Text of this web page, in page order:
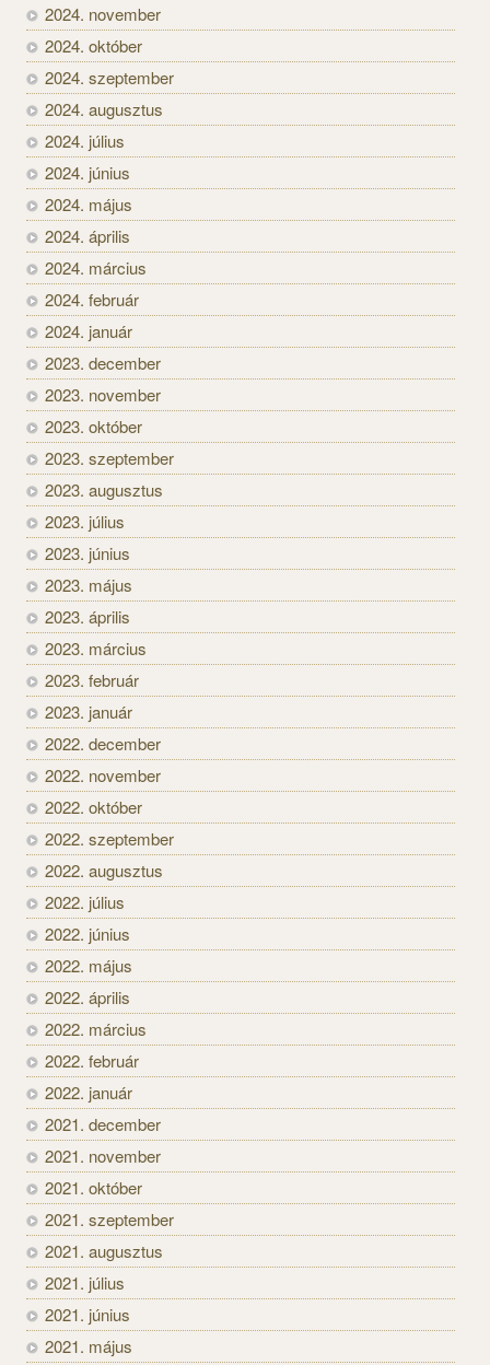
2024. november
2024. október
2024. szeptember
2024. augusztus
2024. július
2024. június
2024. május
2024. április
2024. március
2024. február
2024. január
2023. december
2023. november
2023. október
2023. szeptember
2023. augusztus
2023. július
2023. június
2023. május
2023. április
2023. március
2023. február
2023. január
2022. december
2022. november
2022. október
2022. szeptember
2022. augusztus
2022. július
2022. június
2022. május
2022. április
2022. március
2022. február
2022. január
2021. december
2021. november
2021. október
2021. szeptember
2021. augusztus
2021. július
2021. június
2021. május